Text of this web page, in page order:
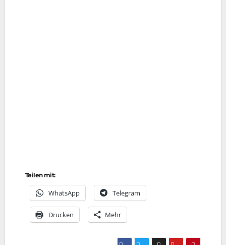
Teilen mit:
Whats­App Tele­gram
Dru­cken Mehr